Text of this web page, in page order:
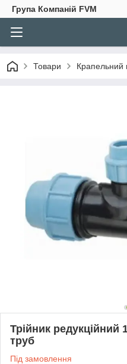
Група Компаній FVM
Товари Крапельний
Трійник
труб
Під замовлення